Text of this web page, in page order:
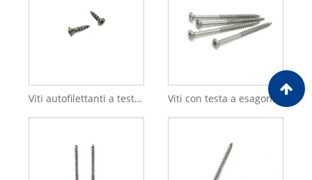
Viti autofilettanti a testa svasata con incasso quadrato in acciaio inossidabile 304 316 Viti con testa a esagono incassato Acciaio inossidabile 304 316 con esagono incassato Filettatura